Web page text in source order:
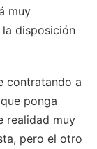
muy
disposición
contratando a
ponga
realidad muy
pero el otro